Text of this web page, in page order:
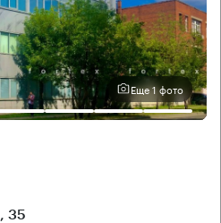
Еще 1 фото
35